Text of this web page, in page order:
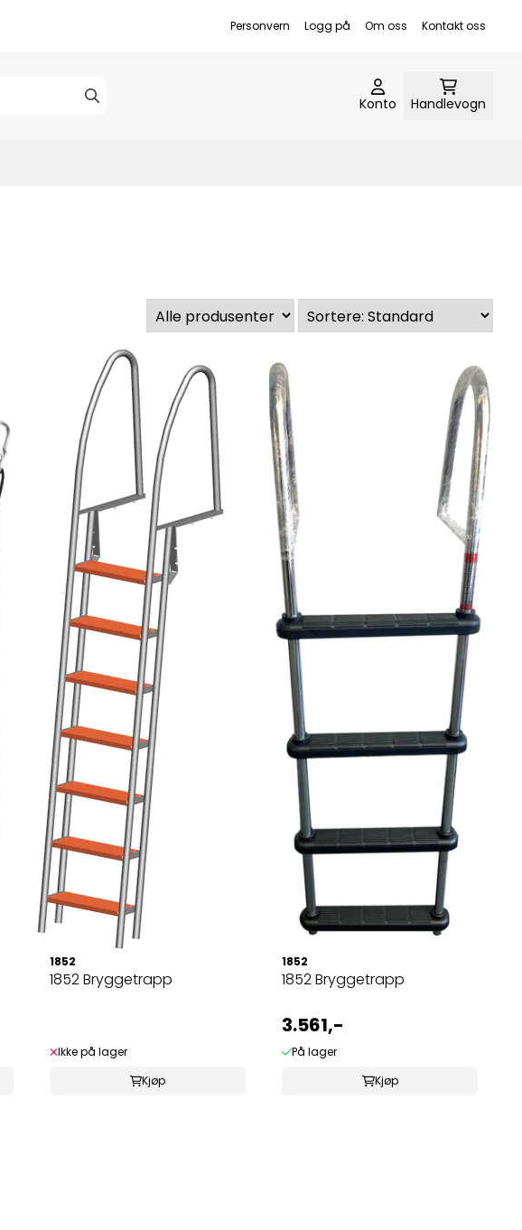
Personvern Logg på Om oss Kontakt oss
Konto Handlevogn
1852
1852 Bryggetrapp
Ikke på lager
Kjøp
1852
1852 Bryggetrapp
3.561,-
På lager
Kjøp